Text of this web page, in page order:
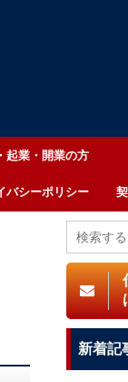
起業・開業の方
バシーポリシー
新着記